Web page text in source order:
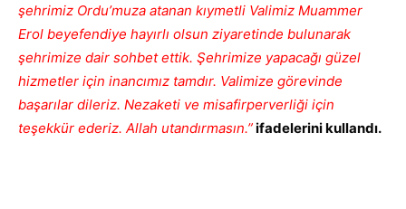
şehrimiz Ordu’muza atanan kıymetli Valimiz Muammer
Erol beyefendiye hayırlı olsun ziyaretinde bulunarak
şehrimize dair sohbet ettik. Şehrimize yapacağı güzel
hizmetler için inancımız tamdır. Valimize görevinde
başarılar dileriz. Nezaketi ve misafirperverliği için
teşekkür ederiz. Allah utandırmasın.”ifadelerini kullandı.